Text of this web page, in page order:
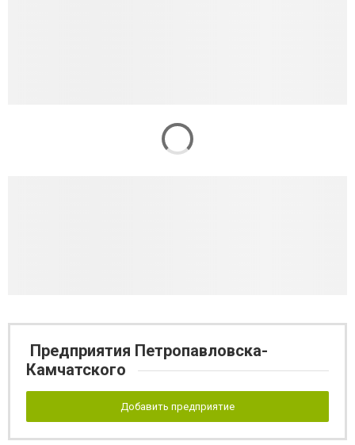
Предприятия Петропавловска-
Камчатского
Добавить предприятие